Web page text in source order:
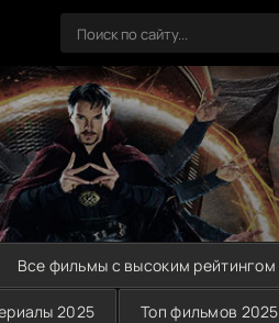
Все фильмы с высоким рейтингом
2025 Топ фильмов 2025